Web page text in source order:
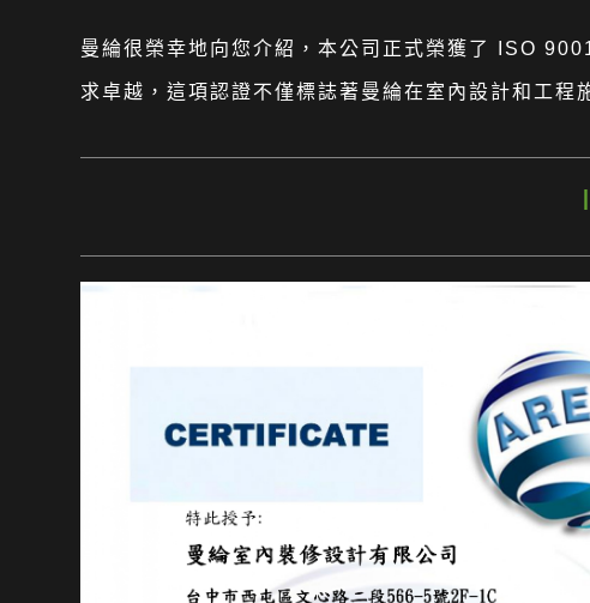
曼綸很榮幸地向您介紹，本公司正式榮獲了 ISO
求卓越，這項認證不僅標誌著曼綸在室內設計和工程